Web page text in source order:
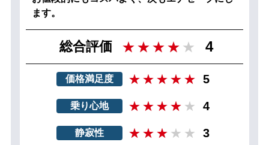
ます。
総合評価 4
価格満足度 5
乗り心地 4
静寂性 3